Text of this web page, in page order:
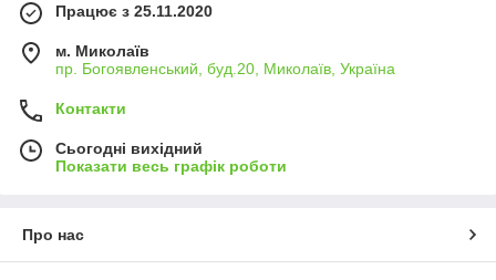
Працює з 25.11.2020
м. Миколаїв
пр. Богоявленський, буд.20, Миколаїв, Україна
Контакти
Сьогодні вихідний
Показати весь графік роботи
Про нас